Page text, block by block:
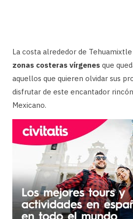
La costa alrededor de
zonas costeras vírgenes que
aquellos que quieren olvidar sus
disfrutar de este encantador
Mexicano.